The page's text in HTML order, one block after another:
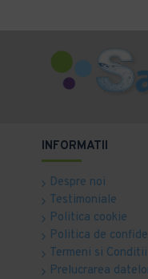
INFORMATII
Despre noi
Testimoniale
Politica cookie
Politica de
Termeni si Conditii
Prelucrarea